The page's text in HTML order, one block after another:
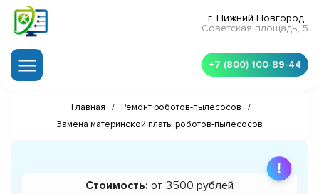
г. Нижний Новгород
Советская площадь, 5
+7 (800) 100-89-44
Главная / Ремонт роботов-пылесосов
/
Замена материнской платы роботов-пылесосов
Стоимость: от 3500 рублей